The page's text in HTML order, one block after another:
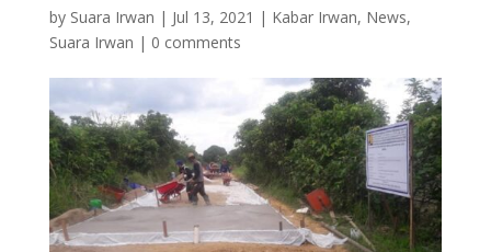
by Suara Irwan | Jul 13, 2021 | Kabar Irwan, News,
Suara Irwan | 0 comments